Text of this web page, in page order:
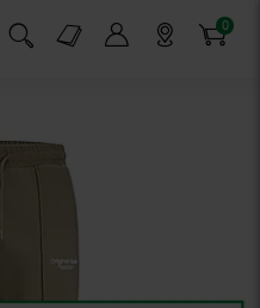
Suchfeld einblenden
Markt-Angebote 0
Artikel